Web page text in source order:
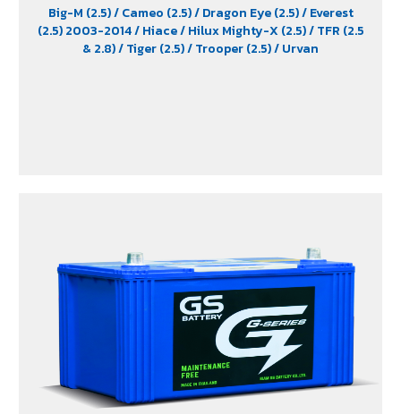
Big-M (2.5)/ Cameo (2.5)/ Dragon Eye (2.5)/ Everest
(2.5) 2003-2014/ Hiace/ Hilux Mighty-X (2.5)/ TFR (2.5
& 2.8)/ Tiger (2.5)/ Trooper (2.5)/ Urvan